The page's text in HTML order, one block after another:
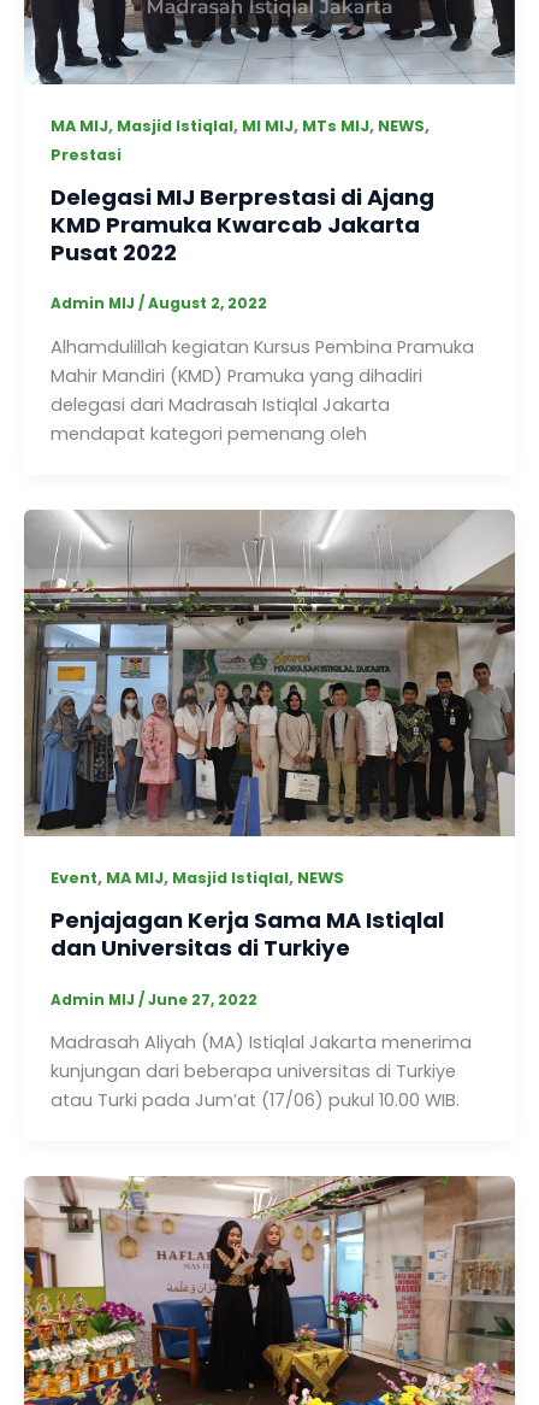
MA MIJ, Masjid Istiqlal, MI MIJ, MTs MIJ, NEWS,
Prestasi
Delegasi MIJ Berprestasi di Ajang
KMD Pramuka Kwarcab Jakarta
Pusat 2022
Admin MIJ /August 2, 2022
Alhamdulillah kegiatan Kursus Pembina Pramuka
Mahir Mandiri (KMD) Pramuka yang dihadiri
delegasi dari Madrasah Istiqlal Jakarta
mendapat kategori pemenang oleh
Event, MA MIJ, Masjid Istiqlal, NEWS
Penjajagan Kerja Sama MA Istiqlal
dan Universitas di Turkiye
Admin MIJ /June 27, 2022
Madrasah Aliyah (MA) Istiqlal Jakarta menerima
kunjungan dari beberapa universitas di Turkiye
atau Turki pada Jum’at (17/06) pukul 10.00 WIB.